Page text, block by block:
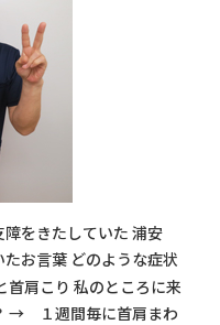
をきたしていた 浦安
お言葉 どのような症状
肩こり 私のところに来
→ １週間毎に首肩まわ